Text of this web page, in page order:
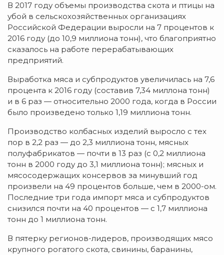
В 2017 году объемы производства скота и птицы на
убой в сельскохозяйственных организациях
Российской Федерации выросли на 7 процентов к
2016 году (до 10,9 миллиона тонн), что благоприятно
сказалось на работе перерабатывающих
предприятий.
Выработка мяса и субпродуктов увеличилась на 7,6
процента к 2016 году (составив 7,34 миллона тонн)
и в 6 раз — относительно 2000 года, когда в России
было произведено только 1,19 миллиона тонн.
Производство колбасных изделий выросло с тех
пор в 2,2 раз — до 2,3 миллиона тонн, мясных
полуфабрикатов — почти в 13 раз (с 0,2 миллиона
тонн в 2000 году до 3,1 миллиона тонн); мясных и
мясосодержащих консервов за минувший год
произвели на 49 процентов больше, чем в 2000-ом.
Последние три года импорт мяса и субпродуктов
снизился почти на 40 процентов — с 1,7 миллиона
тонн до 1 миллиона тонн.
В пятерку регионов-лидеров, производящих мясо
крупного рогатого скота, свинины, баранины,